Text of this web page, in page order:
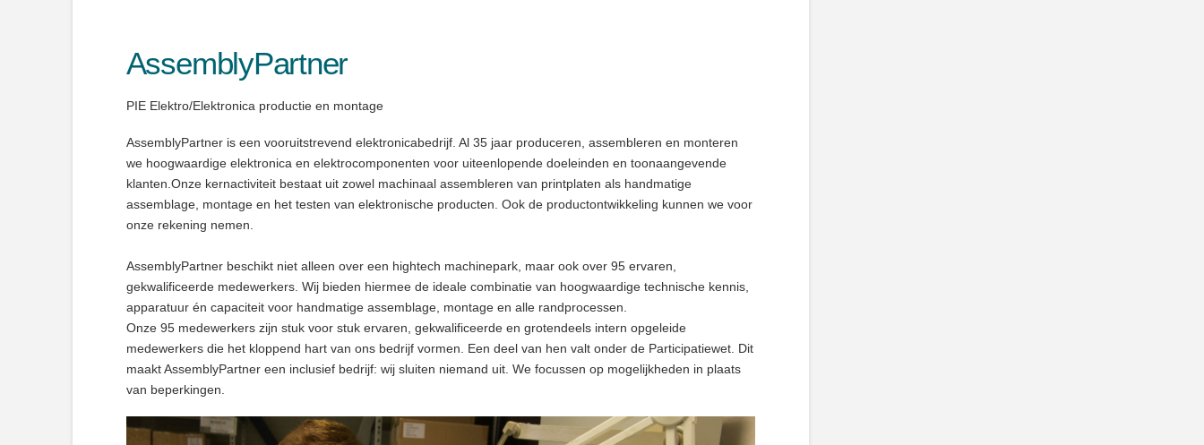
AssemblyPartner
PIE Elektro/Elektronica productie en montage
AssemblyPartner is een vooruitstrevend elektronicabedrijf. Al 35 jaar produceren, assembleren en monteren
we hoogwaardige elektronica en elektrocomponenten voor uiteenlopende doeleinden en toonaangevende
klanten.Onze kernactiviteit bestaat uit zowel machinaal assembleren van printplaten als handmatige
assemblage, montage en het testen van elektronische producten. Ook de productontwikkeling kunnen we voor
onze rekening nemen.
AssemblyPartner beschikt niet alleen over een hightech machinepark, maar ook over 95 ervaren,
gekwalificeerde medewerkers. Wij bieden hiermee de ideale combinatie van hoogwaardige technische kennis,
apparatuur én capaciteit voor handmatige assemblage, montage en alle randprocessen.
Onze 95 medewerkers zijn stuk voor stuk ervaren, gekwalificeerde en grotendeels intern opgeleide
medewerkers die het kloppend hart van ons bedrijf vormen. Een deel van hen valt onder de Participatiewet. Dit
maakt AssemblyPartner een inclusief bedrijf: wij sluiten niemand uit. We focussen op mogelijkheden in plaats
van beperkingen.